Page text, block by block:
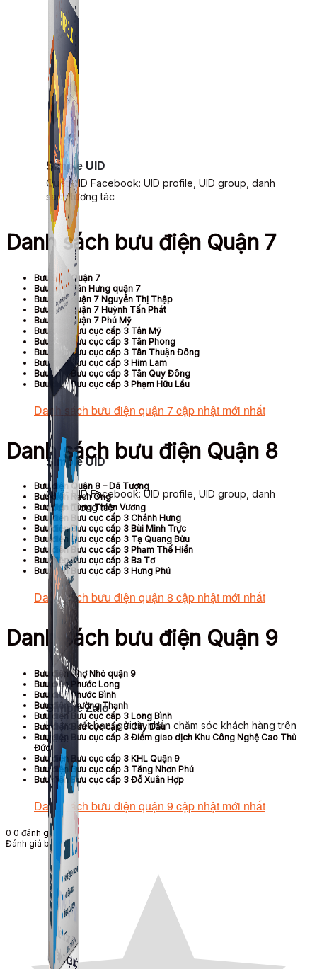
Simple UID
Quét UID Facebook: UID profile, UID group, danh
sách tương tác
Simple Zalo
Hỗ trợ kết bạn, gửi tin nhắn chăm sóc khách hàng trên
Zalo.
Simple UID
Quét UID Facebook: UID profile, UID group, danh
sách tương tác
Danh sách bưu điện Quận 7
Bưu điện Quận 7
Bưu điện Tân Hưng quận 7
Bưu điện quận 7 Nguyễn Thị Thập
Bưu điện quận 7 Huỳnh Tấn Phát
Bưu điện quận 7 Phú Mỹ
Bưu điện Bưu cục cấp 3 Tân Mỹ
Bưu điện Bưu cục cấp 3 Tân Phong
Bưu điện Bưu cục cấp 3 Tân Thuận Đông
Bưu điện Bưu cục cấp 3 Him Lam
Bưu điện Bưu cục cấp 3 Tân Quy Đông
Bưu điện Bưu cục cấp 3 Phạm Hữu Lầu
Danh sách bưu điện quận 7 cập nhật mới nhất
Danh sách bưu điện Quận 8
Bưu điện Quận 8 – Dã Tượng
Bưu điện Rạch Ông
Bưu điện Tùng Thiện Vương
Bưu điện Bưu cục cấp 3 Chánh Hưng
Bưu điện Bưu cục cấp 3 Bùi Minh Trực
Bưu điện Bưu cục cấp 3 Tạ Quang Bửu
Bưu điện Bưu cục cấp 3 Phạm Thế Hiển
Bưu điện Bưu cục cấp 3 Ba Tơ
Bưu điện Bưu cục cấp 3 Hưng Phú
Danh sách bưu điện quận 8 cập nhật mới nhất
Danh sách bưu điện Quận 9
Bưu điện Chợ Nhỏ quận 9
Bưu điện Phước Long
Bưu điện Phước Bình
Bưu điện Trường Thạnh
Bưu điện Bưu cục cấp 3 Long Bình
Bưu điện Bưu cục cấp 3 Cây Dầu
Bưu điện Bưu cục cấp 3 Điểm giao dịch Khu Công Nghệ Cao Thủ
Đức
Bưu điện Bưu cục cấp 3 KHL Quận 9
Bưu điện Bưu cục cấp 3 Tăng Nhơn Phú
Bưu điện Bưu cục cấp 3 Đỗ Xuân Hợp
Danh sách bưu điện quận 9 cập nhật mới nhất
0 0 đánh giá
Đánh giá bài viết